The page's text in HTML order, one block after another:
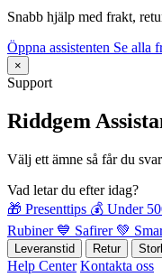
Snabb hjälp med frakt,
Öppna assistenten Se alla
×
Support
Riddgem
Välj ett ämne så får du
Vad letar du efter idag?
🎁 Presenttips 💰 Under
Rubiner 💙 Safirer 💚
Leveranstid Retur
Help Center Kontakta oss